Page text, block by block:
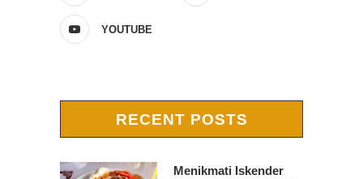
YOUTUBE
RECENT POSTS
Menikmati Iskender